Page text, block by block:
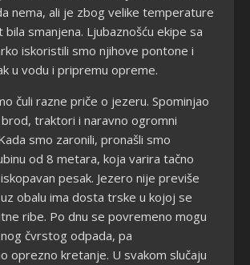
nema, ali je zbog velike temperature
smanjena. Ljubaznošću ekipe sa
iskoristili smo njihove pontone i
u vodu i pripremu opreme.
čuli razne priče o jezeru. Spominjao
traktori i naravno ogromni
smo zaronili, pronašli smo
od 8 metara, koja varira tačno
pesak. Jezero nije previše
obalu ima dosta trske u kojoj se
ribe. Po dnu se povremeno mogu
čvrstog odpada, pa
oprezno kretanje. U svakom slučaju